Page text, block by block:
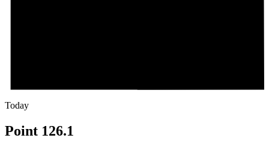
Today
Point 126.1